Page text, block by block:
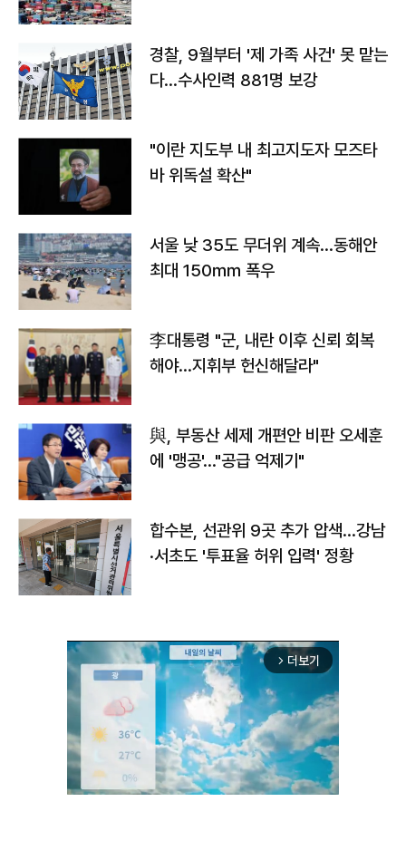
경찰, 9월부터 '제 가족 사건' 못 맡는
다…수사인력 881명 보강
"이란 지도부 내 최고지도자 모즈타
바 위독설 확산"
서울 낮 35도 무더위 계속…동해안
최대 150㎜ 폭우
李대통령 "군, 내란 이후 신뢰 회복
해야…지휘부 헌신해달라"
與, 부동산 세제 개편안 비판 오세훈
에 '맹공'…"공급 억제기"
합수본, 선관위 9곳 추가 압색…강남
·서초도 '투표율 허위 입력' 정황
arrow_forward_ios 더보기